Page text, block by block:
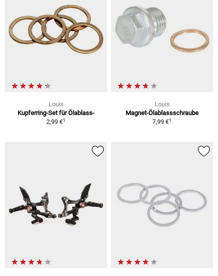
Louis
Kupferring-Set für Ölablass-
2,99 €1
Louis
Magnet-Ölablassschraube
7,99 €1